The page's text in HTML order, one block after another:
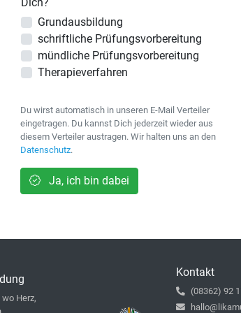
Grundausbildung
schriftliche Prüfungsvorbereitung
mündliche Prüfungsvorbereitung
Therapieverfahren
Du wirst automatisch in unseren E-Mail Verteiler
eingetragen. Du kannst Dich jederzeit wieder aus
diesem Verteiler austragen. Wir halten uns an den
Datenschutz.
Ja, ich bin dabei
Herz,
Kontakt
(08362) 92